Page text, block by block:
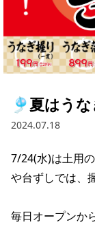
経営陣
組織図
所在地
や台ずし
ニパチ
これや
焼とりて
玉鋼
IR情報ト
会長メッ
コーポレ
業績推
株式情報
IRライブ
採用情報
採用情報
パート・
店舗物件・
お問い合わ
IRお問い
プライバシ
リンク集
🎐夏はう
2024.07.18
7/24(水)は土用の
や台ずしでは、
毎日オープンか